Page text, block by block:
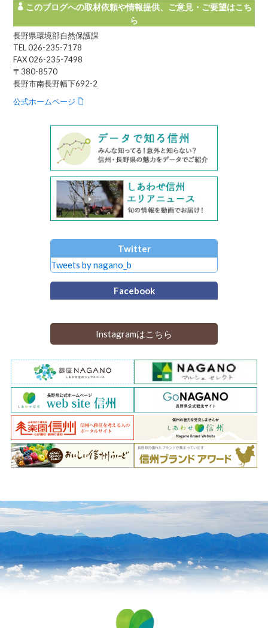
このブログへの取材依頼や情報提供、ご意見・ご要望はこち
ら
長野県環境部自然保護課
TEL 026-235-7178
FAX 026-235-7498
〒380-8570
長野市南長野幅下692-2
公式ホームページ
Twitter
Tweets by nagano_b
Facebook
Instagramはこちら